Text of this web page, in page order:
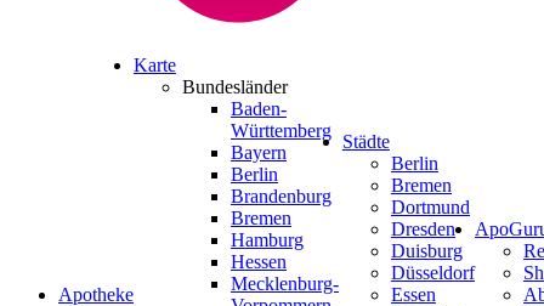
Apotheke
Karte
Bundesländer
Baden-
Württemberg
Bayern
Berlin
Brandenburg
Bremen
Hamburg
Hessen
Mecklenburg-
Städte
Berlin
Bremen
Dortmund
Dresden
Duisburg
Düsseldorf
Essen